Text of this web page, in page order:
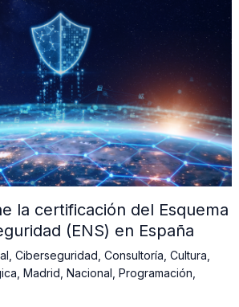
la certificación del Esquema
(ENS) en España
Ciberseguridad Consultoría Cultura
Madrid Nacional Programación